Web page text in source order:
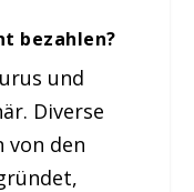
bezahlen?
und
Diverse
von den